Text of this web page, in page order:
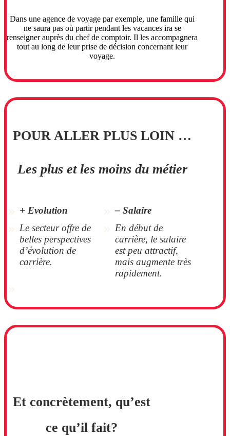
Dans une agence de voyage par exemple, une famille qui
ne saura pas où partir pendant les vacances ira se
renseigner auprès du chef de comptoir. Il les accompagnera
tout au long de leur prise de décision concernant leur
voyage.
POUR ALLER PLUS LOIN …
Les plus et les moins du métier
+ Evolution – Salaire
Le secteur offre de
belles perspectives
d’évolution de
carrière.
En début de
carrière, le salaire
est peu attractif,
mais augmente très
rapidement.
Et concrètement, qu’est
ce qu’il fait?